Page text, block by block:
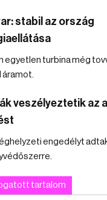
stabil az ország
egyetlen turbina még
áramot.
veszélyeztetik az
engedélyt
tartalom